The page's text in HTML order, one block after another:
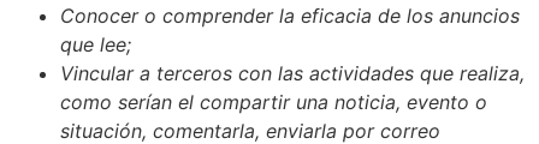
Conocer o comprender la eficacia de los anuncios
que lee;
Vincular a terceros con las actividades que realiza,
como serían el compartir una noticia, evento o
situación, comentarla, enviarla por correo